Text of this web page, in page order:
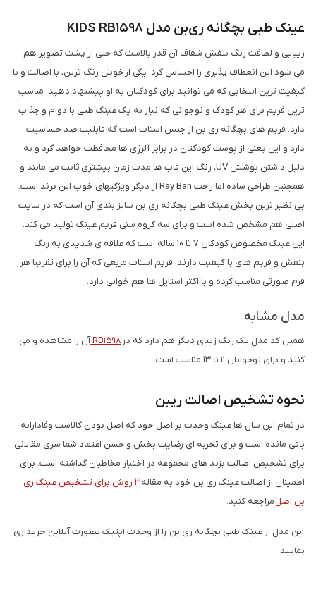
عینک طبی بچگانه ری‌بن مدل KIDS RB1598
زیبایی و لطافت رنگ بنفش شفاف آن قدر بالاست که حتی از پشت تصویر هم
می شود این انعطاف پذیری را احساس کرد. یکی از خوش رنگ ترین، با اصالت و با
کیفیت ترین انتخابی که می توانید برای کودکتان به او پیشنهاد دهید. مناسب
ترین فریم برای هر کودک و نوجوانی که نیاز به یک عینک طبی با دوام و جذاب
دارد. فریم های بچگانه ری بن از جنس استات است که قابلیت ضد حساسیت
دارد و این یعنی از پوست کودکتان در برابر آلرژی ها محافظت خواهد کرد و به
دلیل داشتن پوشش UV، رنگ این قاب ها مدت زمان بیشتری ثابت می مانند و
همچنین طراحی ساده اما راحت Ray Ban از دیگر ویژگی­های خوب این برند است.
بی نظیر ترین بخش عینک طبی بچگانه ری بن سایز بندی آن است که در سایت
اصلی هم مشخص شده است و برای سه گروه سنی فریم عینک تولید می کند.
این عینک مخصوص کودکان 7 تا 10 ساله است که علاقه ی شدیدی به رنگ
بنفش و فریم های با کیفیت دارند. فریم استات مربعی که آن را برای تقریبا هر
فرم صورتی مناسب کرده و با اکثر استایل ها هم خوانی دارد.
مدل مشابه
همین کد مدل یک رنگ زیبای دیگر هم دارد که در RB1598آن را مشاهده و می
کنید و برای نوجوانان 11 تا 13 مناسب است.
نحوه تشخیص اصالت ریبن
در تمام این سال ها عینک وحدت بر اصل خود که اصل بودن کالاست وفادارانه
باقی مانده است و برای تجربه ای رضایت بخش و حسن اعتماد شما سری مقالانی
برای تشخیص اصالت بزند های مجموعه در اختیار مخاطبان گذاشته است. برای
اطمینان از اصالت عینک ری بن خود به مقاله
3 روش برای تشخیص عینک ری
بن اصلمراجعه کنید.
این مدل از عینک طبی بچگانه ری بن را از وحدت اپتیک بصورت آنلاین خریداری
نمایید.